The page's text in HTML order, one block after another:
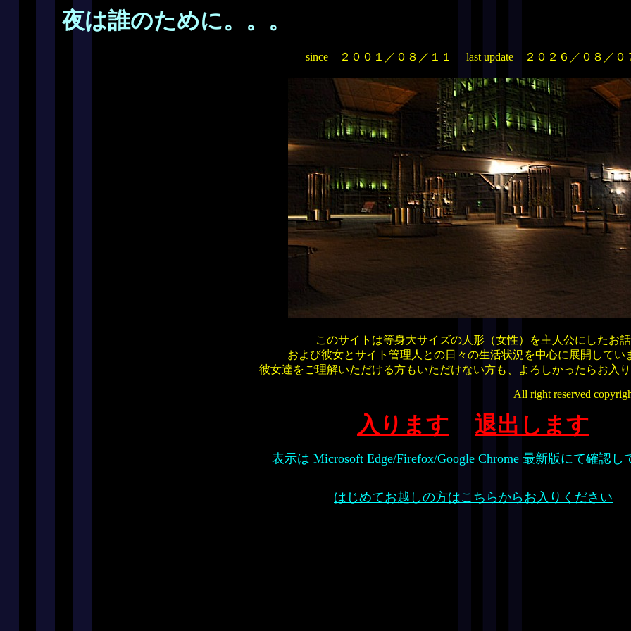
夜は誰のために。。。
since ２００１／０８／１１ last update ２０２６／０８／０
このサイトは等身大サイズの人形（女性）を主人公にしたお話
および彼女とサイト管理人との日々の生活状況を中心に展開してい
彼女達をご理解いただける方もいただけない方も、よろしかったらお入
All right reserved
入ります 退出します
表示は Microsoft Edge/Firefox/Google Chrome 最新版にて確認し
はじめてお越しの方はこちらからお入りください